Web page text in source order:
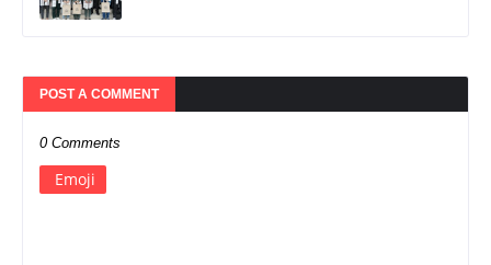
POST A COMMENT
0 Comments
Emoji